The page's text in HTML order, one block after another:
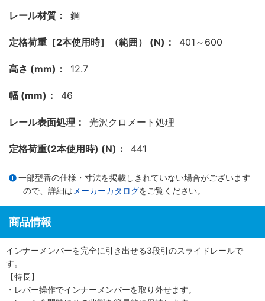
レール材質： 鋼
定格荷重［2本使用時］（範囲） (N)： 401～600
高さ (mm)： 12.7
幅 (mm)： 46
レール表面処理： 光沢クロメート処理
定格荷重(2本使用時) (N)： 441
一部型番の仕様・寸法を掲載しきれていない場合がございます
ので、詳細は メーカーカタログをご覧ください。
商品情報
インナーメンバーを完全に引き出せる3段引のスライドレールで
す。
【特長】
・レバー操作でインナーメンバーを取り外せます。